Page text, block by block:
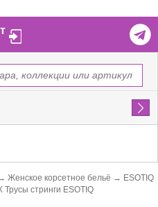
Найти
Женское корсетное бельё → ESOTIQ
Трусы стринги ESOTIQ